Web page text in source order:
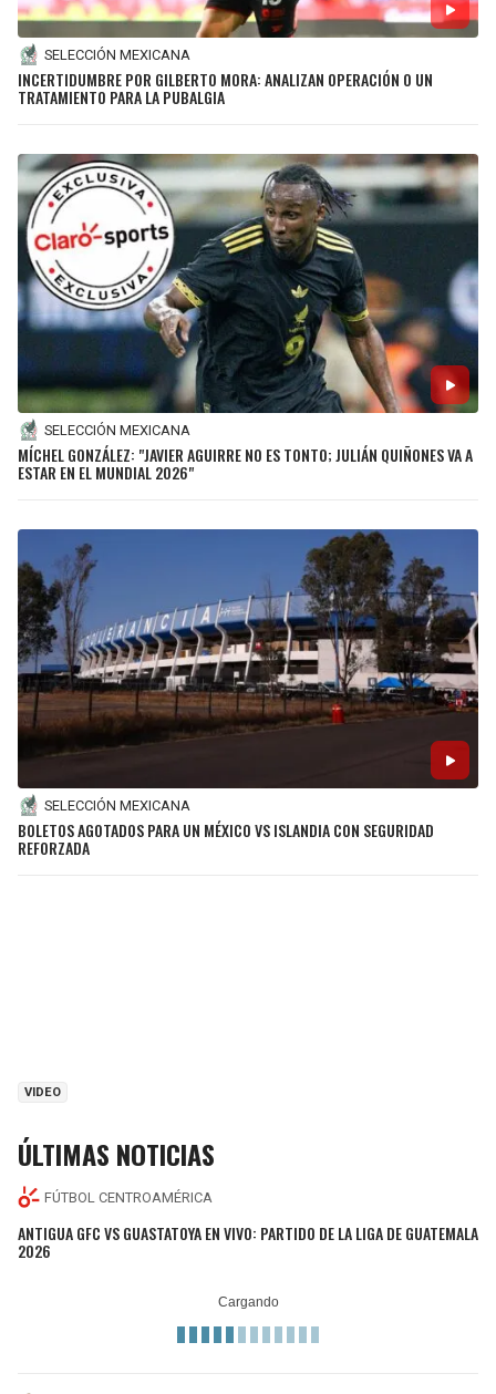
SELECCIÓN MEXICANA
INCERTIDUMBRE POR GILBERTO MORA: ANALIZAN OPERACIÓN O UN
TRATAMIENTO PARA LA PUBALGIA
SELECCIÓN MEXICANA
MÍCHEL GONZÁLEZ: "JAVIER AGUIRRE NO ES TONTO; JULIÁN QUIÑONES VA A
ESTAR EN EL MUNDIAL 2026"
SELECCIÓN MEXICANA
BOLETOS AGOTADOS PARA UN MÉXICO VS ISLANDIA CON SEGURIDAD
REFORZADA
VIDEO
ÚLTIMAS NOTICIAS
FÚTBOL CENTROAMÉRICA
ANTIGUA GFC VS GUASTATOYA EN VIVO: PARTIDO DE LA LIGA DE GUATEMALA
2026